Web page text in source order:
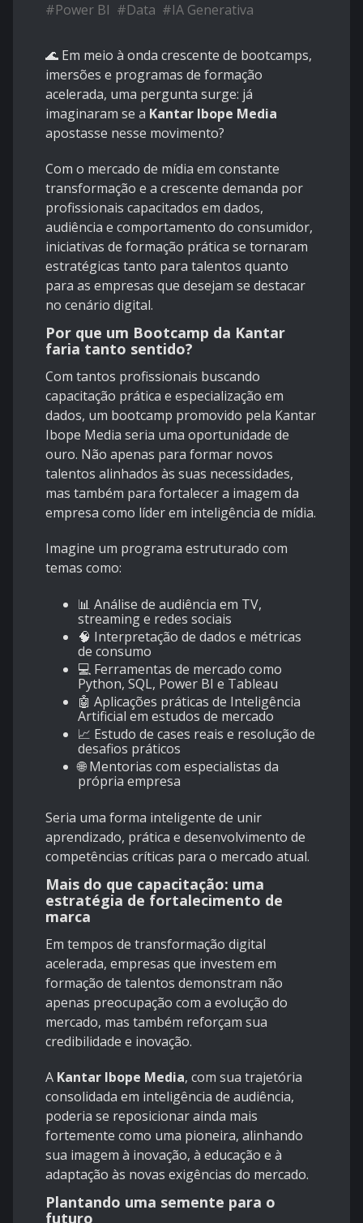
#Power BI #Data #IA Generativa
🌊 Em meio à onda crescente de bootcamps,
imersões e programas de formação
acelerada, uma pergunta surge: já
imaginaram se a Kantar Ibope Media
apostasse nesse movimento?
Com o mercado de mídia em constante
transformação e a crescente demanda por
profissionais capacitados em dados,
audiência e comportamento do consumidor,
iniciativas de formação prática se tornaram
estratégicas tanto para talentos quanto
para as empresas que desejam se destacar
no cenário digital.
Por que um Bootcamp da Kantar
faria tanto sentido?
Com tantos profissionais buscando
capacitação prática e especialização em
dados, um bootcamp promovido pela Kantar
Ibope Media seria uma oportunidade de
ouro. Não apenas para formar novos
talentos alinhados às suas necessidades,
mas também para fortalecer a imagem da
empresa como líder em inteligência de mídia.
Imagine um programa estruturado com
temas como:
📊 Análise de audiência em TV,
streaming e redes sociais
🧠 Interpretação de dados e métricas
de consumo
💻 Ferramentas de mercado como
Python, SQL, Power BI e Tableau
🤖 Aplicações práticas de Inteligência
Artificial em estudos de mercado
📈 Estudo de cases reais e resolução de
desafios práticos
🌐 Mentorias com especialistas da
própria empresa
Seria uma forma inteligente de unir
aprendizado, prática e desenvolvimento de
competências críticas para o mercado atual.
Mais do que capacitação: uma
estratégia de fortalecimento de
marca
Em tempos de transformação digital
acelerada, empresas que investem em
formação de talentos demonstram não
apenas preocupação com a evolução do
mercado, mas também reforçam sua
credibilidade e inovação.
A Kantar Ibope Media, com sua trajetória
consolidada em inteligência de audiência,
poderia se reposicionar ainda mais
fortemente como uma pioneira, alinhando
sua imagem à inovação, à educação e à
adaptação às novas exigências do mercado.
Plantando uma semente para o
futuro